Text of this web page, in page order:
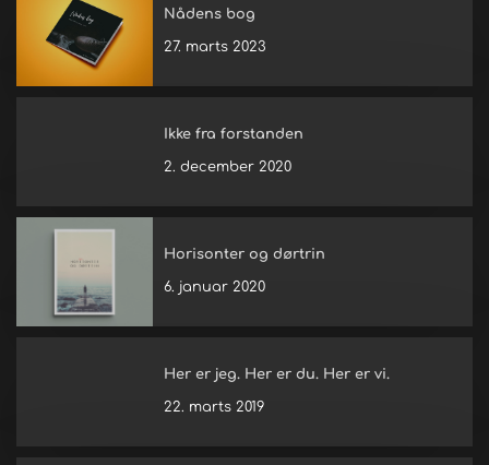
Nådens bog
27. marts 2023
Ikke fra forstanden
2. december 2020
Horisonter og dørtrin
6. januar 2020
Her er jeg. Her er du. Her er vi.
22. marts 2019